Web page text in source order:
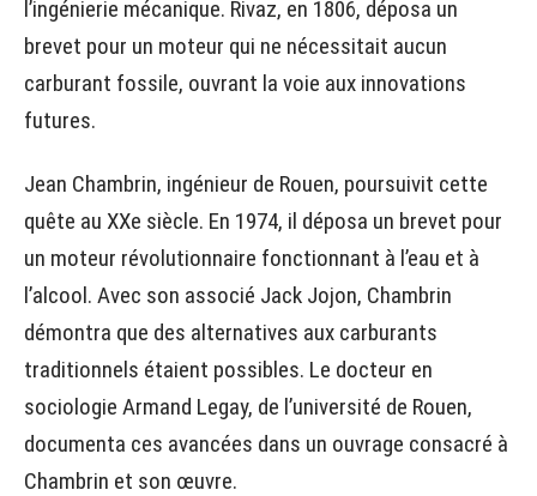
l’ingénierie mécanique. Rivaz, en 1806, déposa un
brevet pour un moteur qui ne nécessitait aucun
carburant fossile, ouvrant la voie aux innovations
futures.
Jean Chambrin, ingénieur de Rouen, poursuivit cette
quête au XXe siècle. En 1974, il déposa un brevet pour
un moteur révolutionnaire fonctionnant à l’eau et à
l’alcool. Avec son associé Jack Jojon, Chambrin
démontra que des alternatives aux carburants
traditionnels étaient possibles. Le docteur en
sociologie Armand Legay, de l’université de Rouen,
documenta ces avancées dans un ouvrage consacré à
Chambrin et son œuvre.